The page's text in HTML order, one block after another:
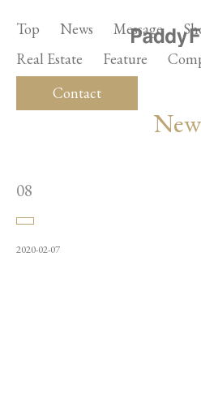
Top News Message
Real Estate
Feature
Contact
08
2020-02-07